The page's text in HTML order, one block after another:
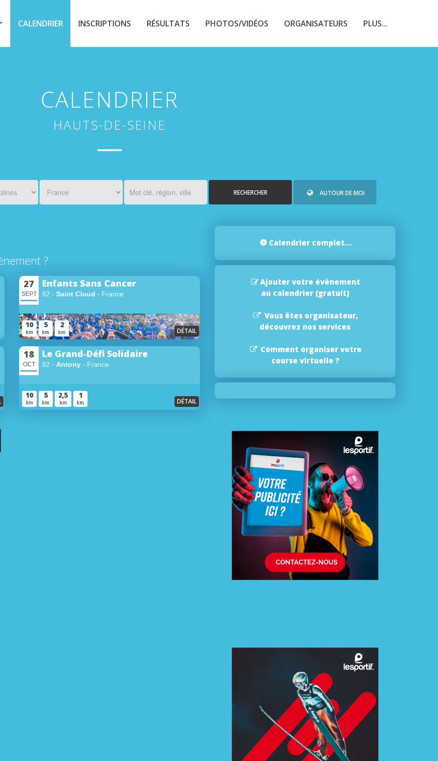
CALENDRIER INSCRIPTIONS RÉSULTATS PHOTOS/VIDÉOS ORGANISATEURS PLUS...
CALENDRIER
HAUTS-DE-SEINE
RECHERCHER AUTOUR DE MOI
?
27
SEPT
Enfants Sans Cancer
92 - Saint Cloud - France
10
km
5
km
2
km DÉTAIL
18
OCT
Le Grand-Défi Solidaire
92 - Antony - France
10
km
5
km
2,5
km
1
km DÉTAIL
Calendrier complet...
Ajouter votre évènement
au calendrier (gratuit)
Vous êtes organisateur,
découvrez nos services
Comment organiser votre
course virtuelle ?